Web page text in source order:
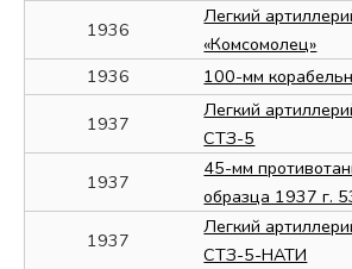
1936
Легкий
«Комсомолец»
1936
100-мм
1937
Легкий
СТЗ-5
1937
45-мм
образца 1937 г.
1937
Легкий
СТЗ-5-НАТИ